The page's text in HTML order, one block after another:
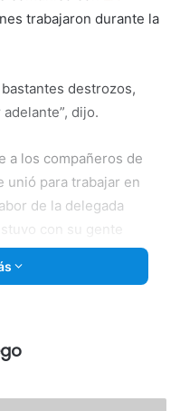
trabajaron durante la
destrozos,
adelante”, dijo.
a los compañeros de
unió para trabajar en
de la delegada
con su gente